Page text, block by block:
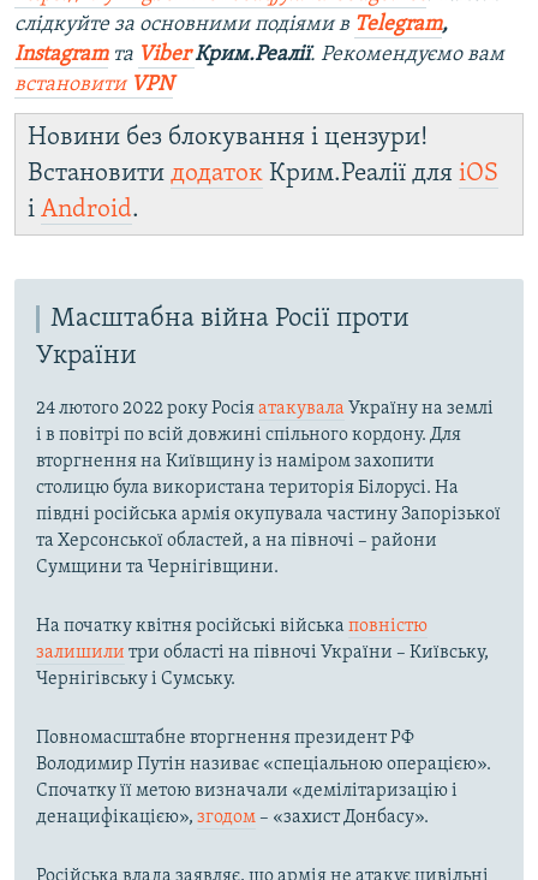
слідкуйте за основними подіями в Telegram,
Instagramта ViberКрим.Реалії. Рекомендуємо вам
встановити VPN
Новини без блокування і цензури!
Встановити додаток Крим.Реалії для iOS
і Android.
Масштабна війна Росії проти
України
24 лютого 2022 року Росіяатакувала Україну на землі
і в повітрі по всій довжині спільного кордону. Для
вторгнення на Київщину із наміром захопити
столицю була використана територія Білорусі. На
півдні російська армія окупувала частину Запорізької
та Херсонської областей, а на півночі – райони
Сумщини та Чернігівщини.
На початку квітня російські війська повністю
залишили три області на півночі України – Київську,
Чернігівську і Сумську.
Повномасштабне вторгнення президент РФ
Володимир Путін називає «спеціальною операцією».
Спочатку її метою визначали «демілітаризацію і
денацифікацією», згодом– «захист Донбасу».